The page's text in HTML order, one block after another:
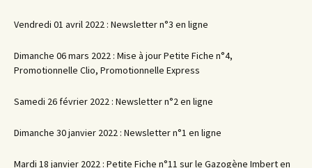
Vendredi 01 avril 2022 : Newsletter n°3 en ligne
Dimanche 06 mars 2022 : Mise à jour Petite Fiche n°4,
Promotionnelle Clio, Promotionnelle Express
Samedi 26 février 2022 : Newsletter n°2 en ligne
Dimanche 30 janvier 2022 : Newsletter n°1 en ligne
Mardi 18 janvier 2022 : Petite Fiche n°11 sur le Gazogène Imbert en